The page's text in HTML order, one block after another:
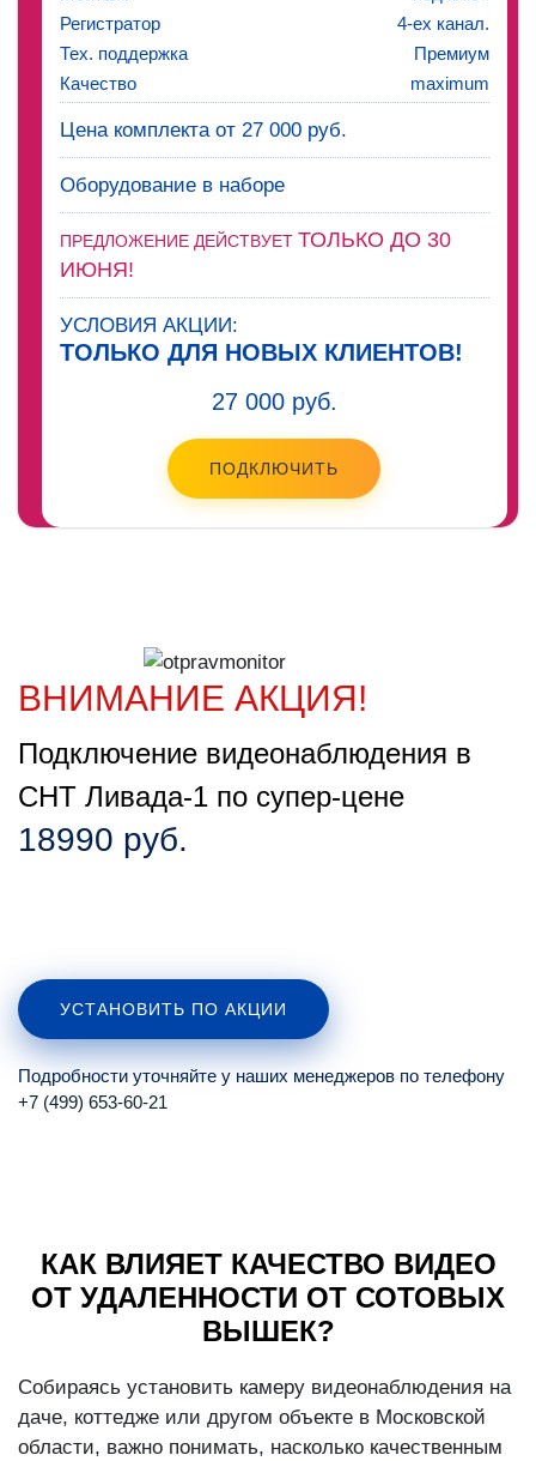
Регистратор
4-ех канал.
Тех. поддержка
Премиум
Качество
maximum
Цена комплекта от 27 000 руб.
Оборудование в наборе
ПРЕДЛОЖЕНИЕ ДЕЙСТВУЕТ ТОЛЬКО ДО 30
ИЮНЯ!
УСЛОВИЯ АКЦИИ:
ТОЛЬКО ДЛЯ НОВЫХ КЛИЕНТОВ!
27 000 руб.
ПОДКЛЮЧИТЬ
ВНИМАНИЕ АКЦИЯ!
Подключение видеонаблюдения в
СНТ Ливада-1 по супер-цене
18990 руб.
УСТАНОВИТЬ ПО АКЦИИ
Подробности уточняйте у наших менеджеров по телефону
+7 (499) 653-60-21
КАК ВЛИЯЕТ КАЧЕСТВО ВИДЕО
ОТ УДАЛЕННОСТИ ОТ СОТОВЫХ
ВЫШЕК?
Собираясь установить камеру видеонаблюдения на
даче, коттедже или другом объекте в Московской
области, важно понимать, насколько качественным